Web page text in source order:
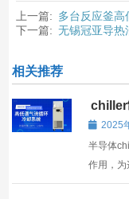
上一篇: 多台反应釜高
下一篇: 无锡冠亚导热
相关推荐
chiller
2025
半导体
作用，为